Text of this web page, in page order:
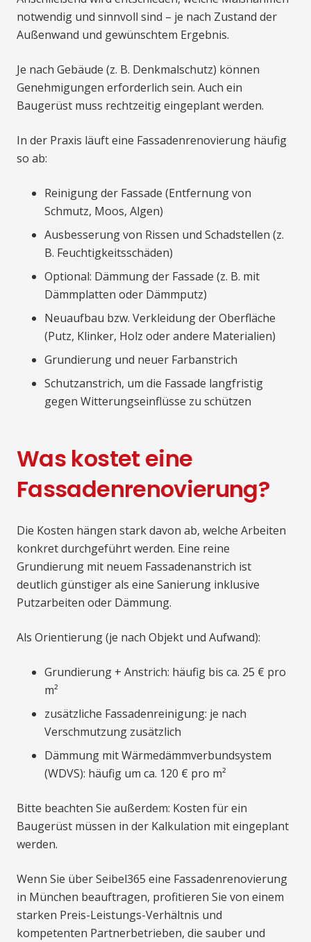
notwendig und sinnvoll sind – je nach Zustand der
Außenwand und gewünschtem Ergebnis.
Je nach Gebäude (z. B. Denkmalschutz) können
Genehmigungen erforderlich sein. Auch ein
Baugerüst muss rechtzeitig eingeplant werden.
In der Praxis läuft eine Fassadenrenovierung häufig
so ab:
Reinigung der Fassade (Entfernung von
Schmutz, Moos, Algen)
Ausbesserung von Rissen und Schadstellen (z.
B. Feuchtigkeitsschäden)
Optional: Dämmung der Fassade (z. B. mit
Dämmplatten oder Dämmputz)
Neuaufbau bzw. Verkleidung der Oberfläche
(Putz, Klinker, Holz oder andere Materialien)
Grundierung und neuer Farbanstrich
Schutzanstrich, um die Fassade langfristig
gegen Witterungseinflüsse zu schützen
Was kostet eine
Fassadenrenovierung?
Die Kosten hängen stark davon ab, welche Arbeiten
konkret durchgeführt werden. Eine reine
Grundierung mit neuem Fassadenanstrich ist
deutlich günstiger als eine Sanierung inklusive
Putzarbeiten oder Dämmung.
Als Orientierung (je nach Objekt und Aufwand):
Grundierung + Anstrich: häufig bis ca. 25 € pro
m²
zusätzliche Fassadenreinigung: je nach
Verschmutzung zusätzlich
Dämmung mit Wärmedämmverbundsystem
(WDVS): häufig um ca. 120 € pro m²
Bitte beachten Sie außerdem: Kosten für ein
Baugerüst müssen in der Kalkulation mit eingeplant
werden.
Wenn Sie über Seibel365 eine Fassadenrenovierung
in München beauftragen, profitieren Sie von einem
starken Preis-Leistungs-Verhältnis und
kompetenten Partnerbetrieben, die sauber und